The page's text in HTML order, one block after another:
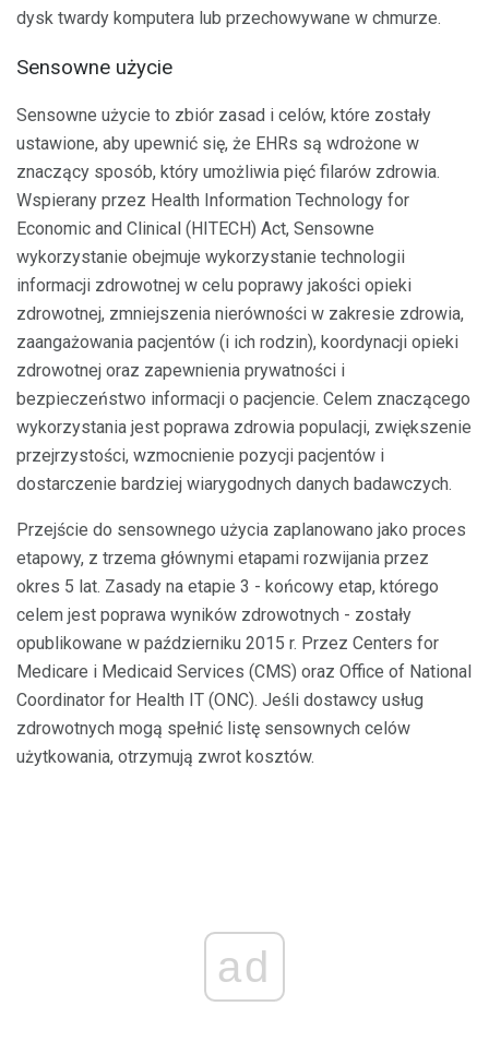
dysk twardy komputera lub przechowywane w chmurze.
Sensowne użycie
Sensowne użycie to zbiór zasad i celów, które zostały
ustawione, aby upewnić się, że EHRs są wdrożone w
znaczący sposób, który umożliwia pięć filarów zdrowia.
Wspierany przez Health Information Technology for
Economic and Clinical (HITECH) Act, Sensowne
wykorzystanie obejmuje wykorzystanie technologii
informacji zdrowotnej w celu poprawy jakości opieki
zdrowotnej, zmniejszenia nierówności w zakresie zdrowia,
zaangażowania pacjentów (i ich rodzin), koordynacji opieki
zdrowotnej oraz zapewnienia prywatności i
bezpieczeństwo informacji o pacjencie. Celem znaczącego
wykorzystania jest poprawa zdrowia populacji, zwiększenie
przejrzystości, wzmocnienie pozycji pacjentów i
dostarczenie bardziej wiarygodnych danych badawczych.
Przejście do sensownego użycia zaplanowano jako proces
etapowy, z trzema głównymi etapami rozwijania przez
okres 5 lat. Zasady na etapie 3 - końcowy etap, którego
celem jest poprawa wyników zdrowotnych - zostały
opublikowane w październiku 2015 r. Przez Centers for
Medicare i Medicaid Services (CMS) oraz Office of National
Coordinator for Health IT (ONC). Jeśli dostawcy usług
zdrowotnych mogą spełnić listę sensownych celów
użytkowania, otrzymują zwrot kosztów.
ad